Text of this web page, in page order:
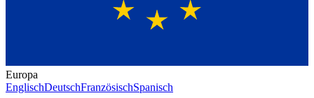
Europa
EnglischDeutschFranzösischSpanisch